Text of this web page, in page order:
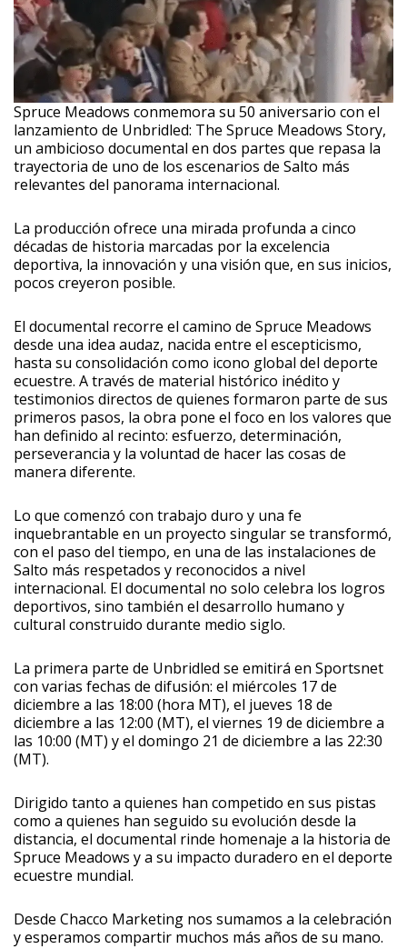
Spruce Meadows conmemora su 50 aniversario con el
lanzamiento de Unbridled: The Spruce Meadows Story,
un ambicioso documental en dos partes que repasa la
trayectoria de uno de los escenarios de Salto más
relevantes del panorama internacional.
La producción ofrece una mirada profunda a cinco
décadas de historia marcadas por la excelencia
deportiva, la innovación y una visión que, en sus inicios,
pocos creyeron posible.
El documental recorre el camino de Spruce Meadows
desde una idea audaz, nacida entre el escepticismo,
hasta su consolidación como icono global del deporte
ecuestre. A través de material histórico inédito y
testimonios directos de quienes formaron parte de sus
primeros pasos, la obra pone el foco en los valores que
han definido al recinto: esfuerzo, determinación,
perseverancia y la voluntad de hacer las cosas de
manera diferente.
Lo que comenzó con trabajo duro y una fe
inquebrantable en un proyecto singular se transformó,
con el paso del tiempo, en una de las instalaciones de
Salto más respetados y reconocidos a nivel
internacional. El documental no solo celebra los logros
deportivos, sino también el desarrollo humano y
cultural construido durante medio siglo.
La primera parte de Unbridled se emitirá en Sportsnet
con varias fechas de difusión: el miércoles 17 de
diciembre a las 18:00 (hora MT), el jueves 18 de
diciembre a las 12:00 (MT), el viernes 19 de diciembre a
las 10:00 (MT) y el domingo 21 de diciembre a las 22:30
(MT).
Dirigido tanto a quienes han competido en sus pistas
como a quienes han seguido su evolución desde la
distancia, el documental rinde homenaje a la historia de
Spruce Meadows y a su impacto duradero en el deporte
ecuestre mundial.
Desde Chacco Marketing nos sumamos a la celebración
y esperamos compartir muchos más años de su mano.